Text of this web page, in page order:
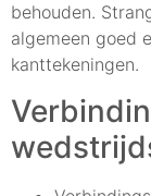
behouden.
algemeen goed
kanttekeningen.